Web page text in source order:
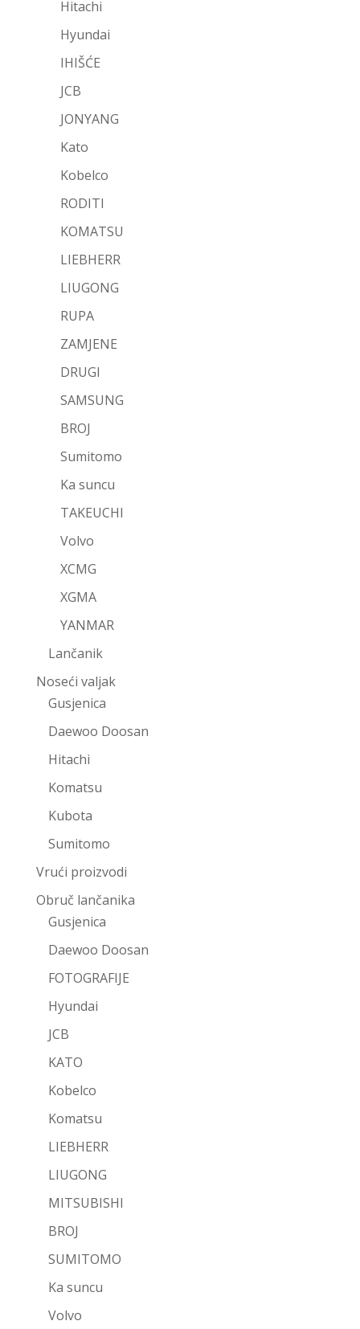
Hitachi
Hyundai
IHIŠĆE
JCB
JONYANG
Kato
Kobelco
RODITI
KOMATSU
LIEBHERR
LIUGONG
RUPA
ZAMJENE
DRUGI
SAMSUNG
BROJ
Sumitomo
Ka suncu
TAKEUCHI
Volvo
XCMG
XGMA
YANMAR
Lančanik
Noseći valjak
Gusjenica
Daewoo Doosan
Hitachi
Komatsu
Kubota
Sumitomo
Vrući proizvodi
Obruč lančanika
Gusjenica
Daewoo Doosan
FOTOGRAFIJE
Hyundai
JCB
KATO
Kobelco
Komatsu
LIEBHERR
LIUGONG
MITSUBISHI
BROJ
SUMITOMO
Ka suncu
Volvo